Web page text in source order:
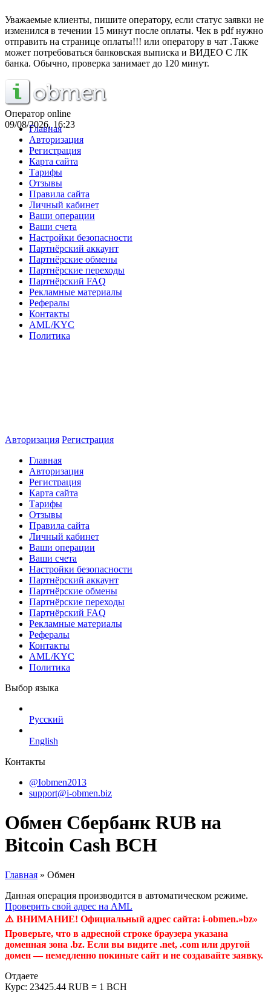
Уважаемые клиенты, пишите оператору, если статус заявки не
изменился в течении 15 минут после оплаты. Чек в pdf нужно
отправить на странице оплаты!!! или оператору в чат .Также
может потребоваться банковская выписка и ВИДЕО С ЛК
банка. Обычно, проверка занимает до 120 минут.
Оператор online
09/08/2026, 16:23
Главная
Авторизация
Регистрация
Карта сайта
Тарифы
Отзывы
Правила сайта
Личный кабинет
Ваши операции
Ваши счета
Настройки безопасности
Партнёрский аккаунт
Партнёрские обмены
Партнёрские переходы
Партнёрский FAQ
Рекламные материалы
Рефералы
Контакты
AML/KYC
Политика
Авторизация Регистрация
Главная
Авторизация
Регистрация
Карта сайта
Тарифы
Отзывы
Правила сайта
Личный кабинет
Ваши операции
Ваши счета
Настройки безопасности
Партнёрский аккаунт
Партнёрские обмены
Партнёрские переходы
Партнёрский FAQ
Рекламные материалы
Рефералы
Контакты
AML/KYC
Политика
Выбор языка
Русский
English
Контакты
@Iobmen2013
support@i-obmen.biz
Обмен Сбербанк RUB на
Bitcoin Cash BCH
Главная » Обмен
Данная операция производится в автоматическом режиме.
Проверить свой адрес на AML
⚠️ ВНИМАНИЕ! Официальный адрес сайта: i-obmen.»bz»
Проверьте, что в адресной строке браузера указана
доменная зона .bz. Если вы видите .net, .com или другой
домен — немедленно покиньте сайт и не создавайте заявку.
Отдаете
Курс: 23425.44 RUB = 1 BCH